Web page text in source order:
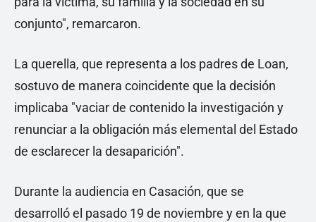
conjunto", remarcaron.
La querella, que representa a los padres de Loan,
sostuvo de manera coincidente que la decisión
implicaba "vaciar de contenido la investigación y
renunciar a la obligación más elemental del Estado
de esclarecer la desaparición".
Durante la audiencia en Casación, que se
desarrolló el pasado 19 de noviembre y en la que